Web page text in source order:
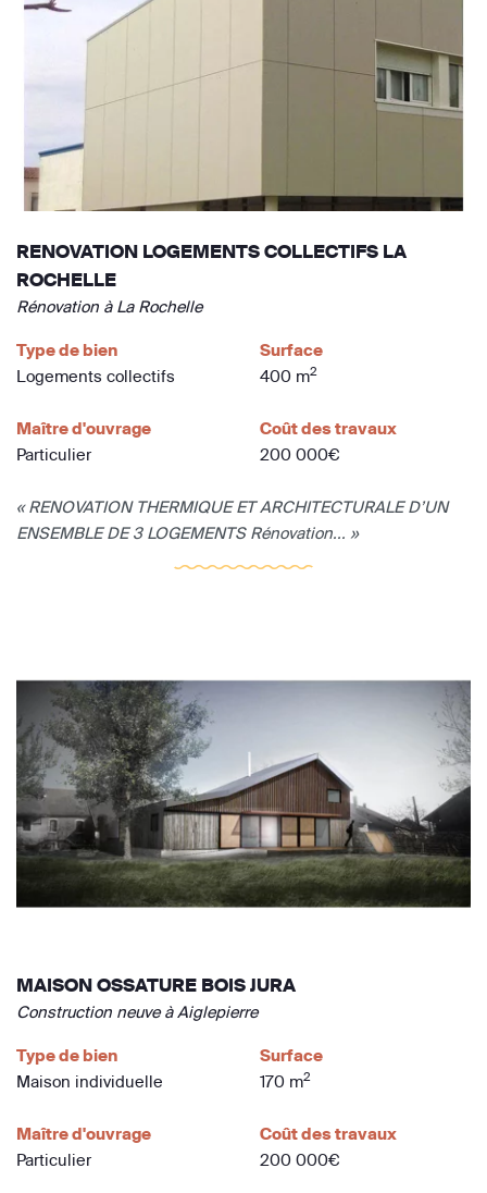
RENOVATION LOGEMENTS COLLECTIFS LA
ROCHELLE
Rénovation à La Rochelle
Type de bien
Logements collectifs
Surface
400 m2
Maître d'ouvrage
Particulier
Coût des travaux
200 000€
« RENOVATION THERMIQUE ET ARCHITECTURALE D’UN
ENSEMBLE DE 3 LOGEMENTS Rénovation... »
MAISON OSSATURE BOIS JURA
Construction neuve à Aiglepierre
Type de bien
Maison individuelle
Surface
170 m2
Maître d'ouvrage
Particulier
Coût des travaux
200 000€